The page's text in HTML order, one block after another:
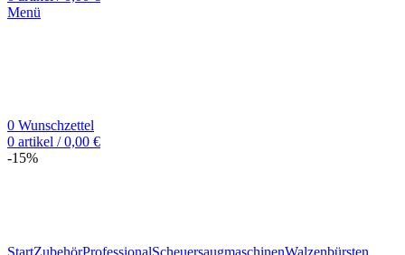
Menü
0 Wunschzettel
0 artikel / 0,00 €
-15%